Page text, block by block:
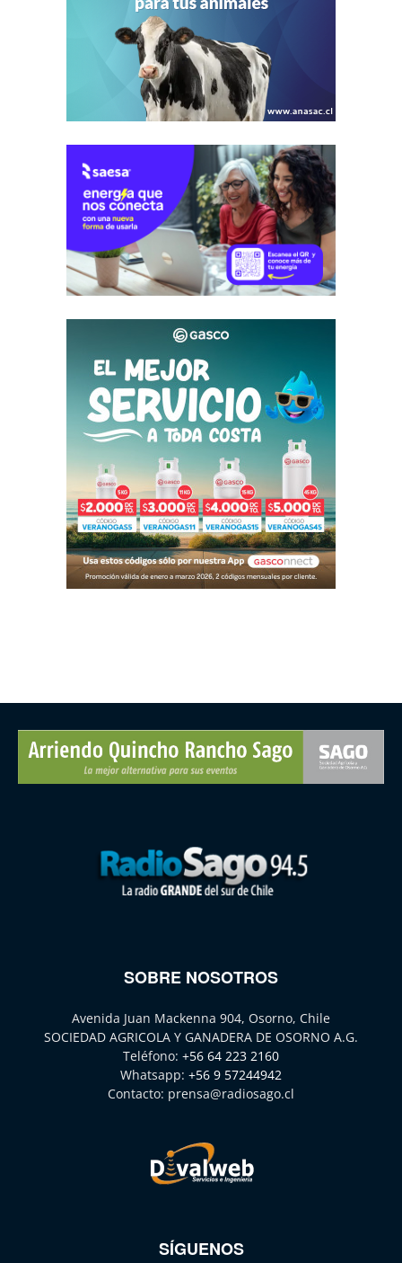
SOBRE NOSOTROS
Avenida Juan Mackenna 904, Osorno, Chile
SOCIEDAD AGRICOLA Y GANADERA DE OSORNO A.G.
Teléfono: +56 64 223 2160
Whatsapp: +56 9 57244942
Contacto: prensa@radiosago.cl
SÍGUENOS